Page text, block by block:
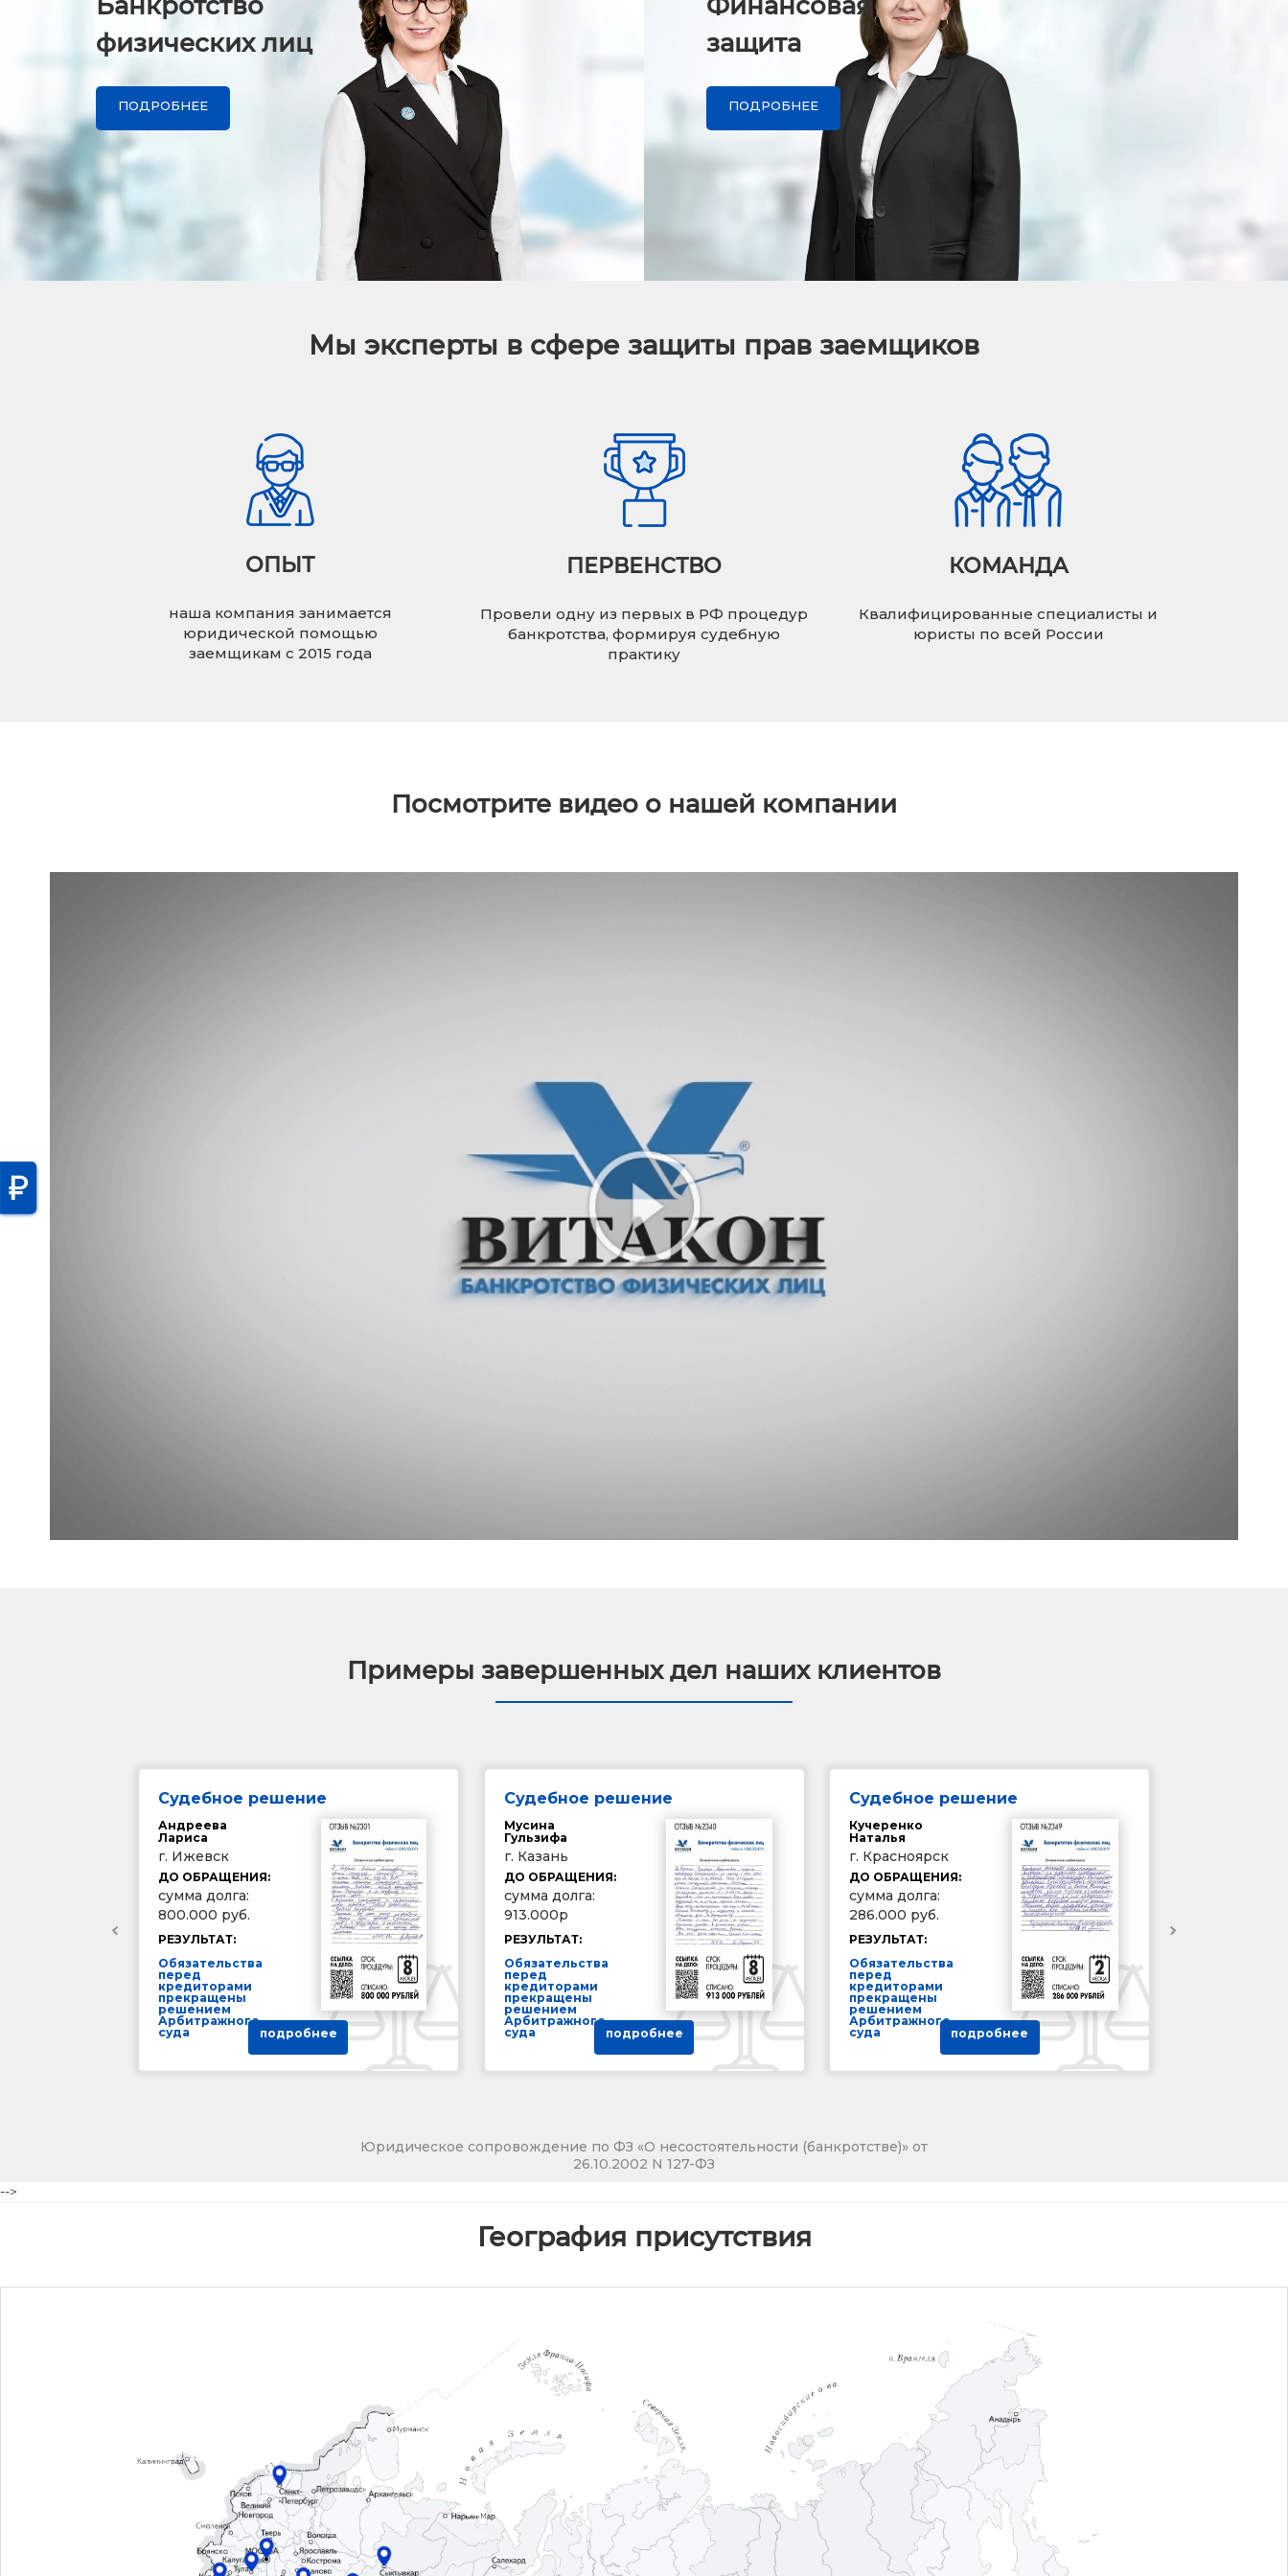
физических лиц
ПОДРОБНЕЕ
защита
ПОДРОБНЕЕ
Мы эксперты в сфере защиты прав заемщиков
ОПЫТ
наша компания занимается
юридической помощью
заемщикам с 2015 года
ПЕРВЕНСТВО
Провели одну из первых в РФ процедур
банкротства, формируя судебную
практику
КОМАНДА
Квалифицированные специалисты и
юристы по всей России
Посмотрите видео о нашей компании
Примеры завершенных дел наших клиентов
Судебное решение
Андреева
Лариса
г. Ижевск
ДО ОБРАЩЕНИЯ:
сумма долга:
800.000 руб.
РЕЗУЛЬТАТ:
Обязательства
перед
кредиторами
прекращены
решением
Арбитражного
суда
подробнее
Судебное решение
Мусина
Гульзифа
г. Казань
ДО ОБРАЩЕНИЯ:
сумма долга:
913.000р
РЕЗУЛЬТАТ:
Обязательства
перед
кредиторами
прекращены
решением
Арбитражного
суда
подробнее
Судебное решение
Кучеренко
Наталья
г. Красноярск
ДО ОБРАЩЕНИЯ:
сумма долга:
286.000 руб.
РЕЗУЛЬТАТ:
Обязательства
перед
кредиторами
прекращены
решением
Арбитражного
суда
подробнее
Юридическое сопровождение по ФЗ «О несостоятельности (банкротстве)» от
26.10.2002 N 127-ФЗ
-->
География присутствия